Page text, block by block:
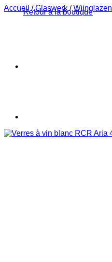
Retour à la boutique
Accueil / Glaswerk / Wijnglazen